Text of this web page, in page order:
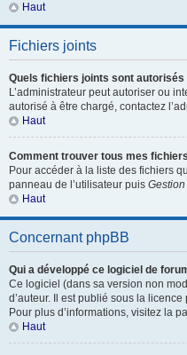
Haut
Fichiers joints
Quels fichiers joints sont
L’administrateur peut autoriser ou
autorisé à être chargé, contactez
Haut
Comment trouver tous mes
Pour accéder à la liste des fichiers
panneau de l’utilisateur puis
Haut
Concernant phpBB
Qui a développé ce logiciel de
Ce logiciel (dans sa version non
d’auteur. Il est publié sous la
Pour plus d’informations, visitez la
Haut